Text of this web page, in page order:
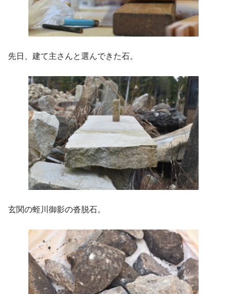
先日、建て主さんと選んできた石。
玄関の蛭川御影の沓脱石。